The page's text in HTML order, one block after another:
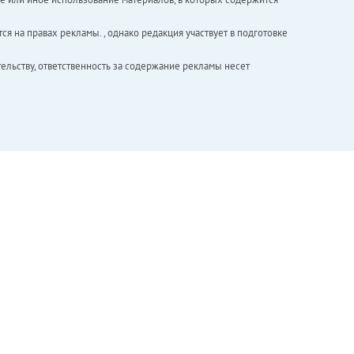
правах рекламы. , однако редакция участвует в подготовке
ответственность за содержание рекламы несет